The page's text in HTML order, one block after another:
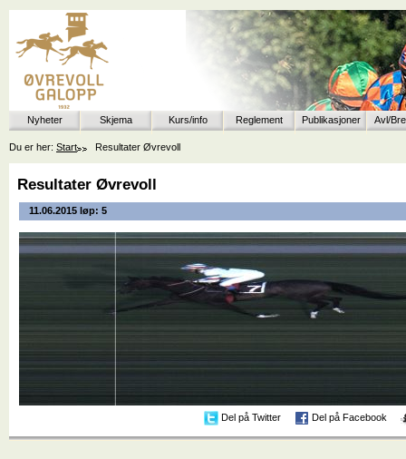
Nyheter Skjema Kurs/info Reglement Publikasjoner Avl/
Du er her: Start Resultater Øvrevoll
Resultater Øvrevoll
11.06.2015 løp: 5
Del på Twitter Del på Facebook